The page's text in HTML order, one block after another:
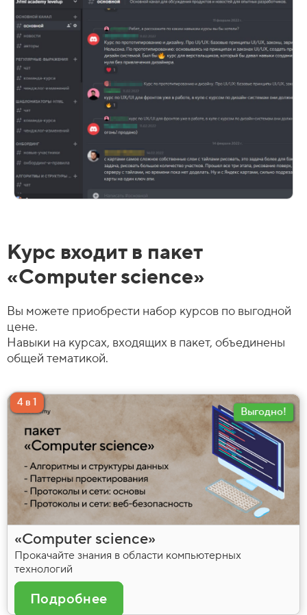
Курс входит в пакет
«Computer science»
Вы можете приобрести набор курсов по выгодной
цене.
Навыки на курсах, входящих в пакет, объединены
общей тематикой.
4 в 1
«Computer science»
Прокачайте знания в области компьютерных
технологий
Подробнее
Выгодно!